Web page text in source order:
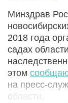
Минздрав
2018 года
садах
этом
на пресс-
области.